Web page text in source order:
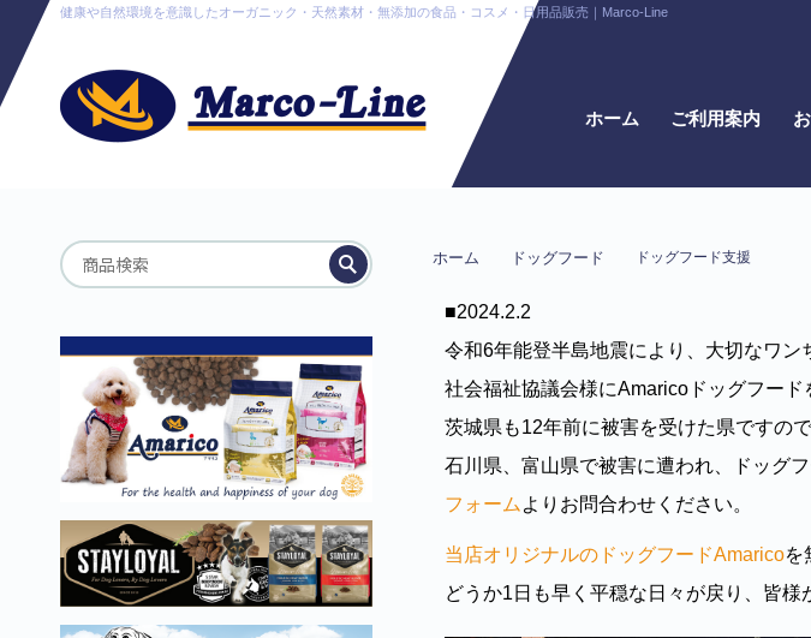
健康や自然環境を意識したオーガニック・天然素材・無添加の食品・コスメ・日用品販売｜Marco-Line
ホーム ご利用案内
ホーム ドッグフード ドッグフード支援
■2024.2.2
令和6年能登半島地震により、大切なワ
社会福祉協議会様にAmaricoドッグフード
茨城県も12年前に被害を受けた県ですの
石川県、富山県で被害に遭われ、ドッグ
フォーム よりお問合わせください。
当店オリジナルのドッグフードAmaricoを
どうか1日も早く平穏な日々が戻り、皆様